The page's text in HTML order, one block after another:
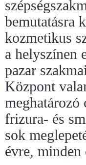
bemutatásra
kozmetikus
a helyszínen
pazar
Központ
frizura- és
sok
évre, minden